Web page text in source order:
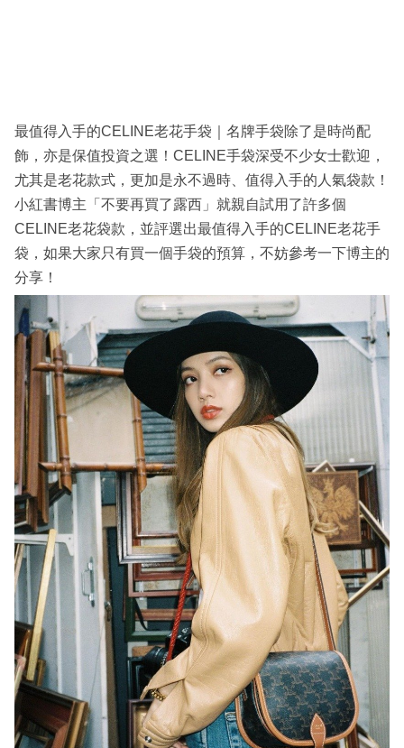
區
最值得入手的CELINE老花手袋｜名牌手袋除了是時尚配
飾，亦是保值投資之選！CELINE手袋深受不少女士歡迎，
尤其是老花款式，更加是永不過時、值得入手的人氣袋款！
小紅書博主「不要再買了露西」就親自試用了許多個
CELINE老花袋款，並評選出最值得入手的CELINE老花手
袋，如果大家只有買一個手袋的預算，不妨參考一下博主的
分享！